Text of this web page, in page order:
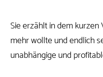
Sie erzählt in dem kurzen
mehr wollte und endlich
unabhängige und